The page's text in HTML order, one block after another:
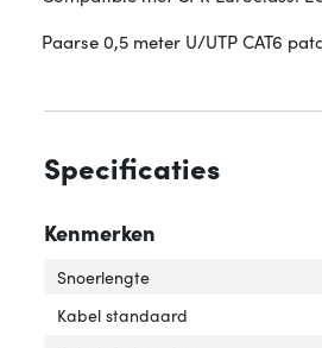
Paarse 0,5 meter U/UTP CAT6
Specificaties
Kenmerken
Snoerlengte
Kabel standaard